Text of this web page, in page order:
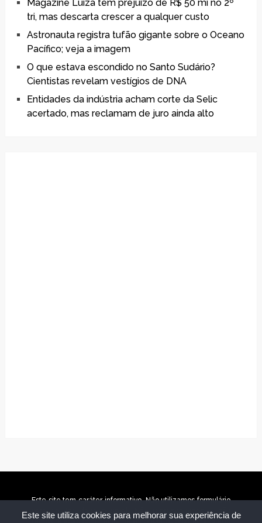
Este site utiliza cookies para melhorar sua experiência de
Magazine Luiza tem prejuízo de R$ 50 mi no 2º
tri, mas descarta crescer a qualquer custo
Astronauta registra tufão gigante sobre o Oceano
Pacífico; veja a imagem
O que estava escondido no Santo Sudário?
Cientistas revelam vestígios de DNA
Entidades da indústria acham corte da Selic
acertado, mas reclamam de juro ainda alto
Este site tem caráter informativo. Não utilizamos formulário
para coletar dado pessoal. Não representamos e não
temos relação com nenhuma empresa ou programa citado